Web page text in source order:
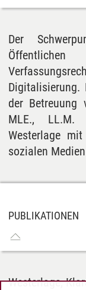
Der
Digitalisierung.
der
MLE., LL.M.
Westerlage
sozialen
PUBLIKATIONEN
Westerlage,